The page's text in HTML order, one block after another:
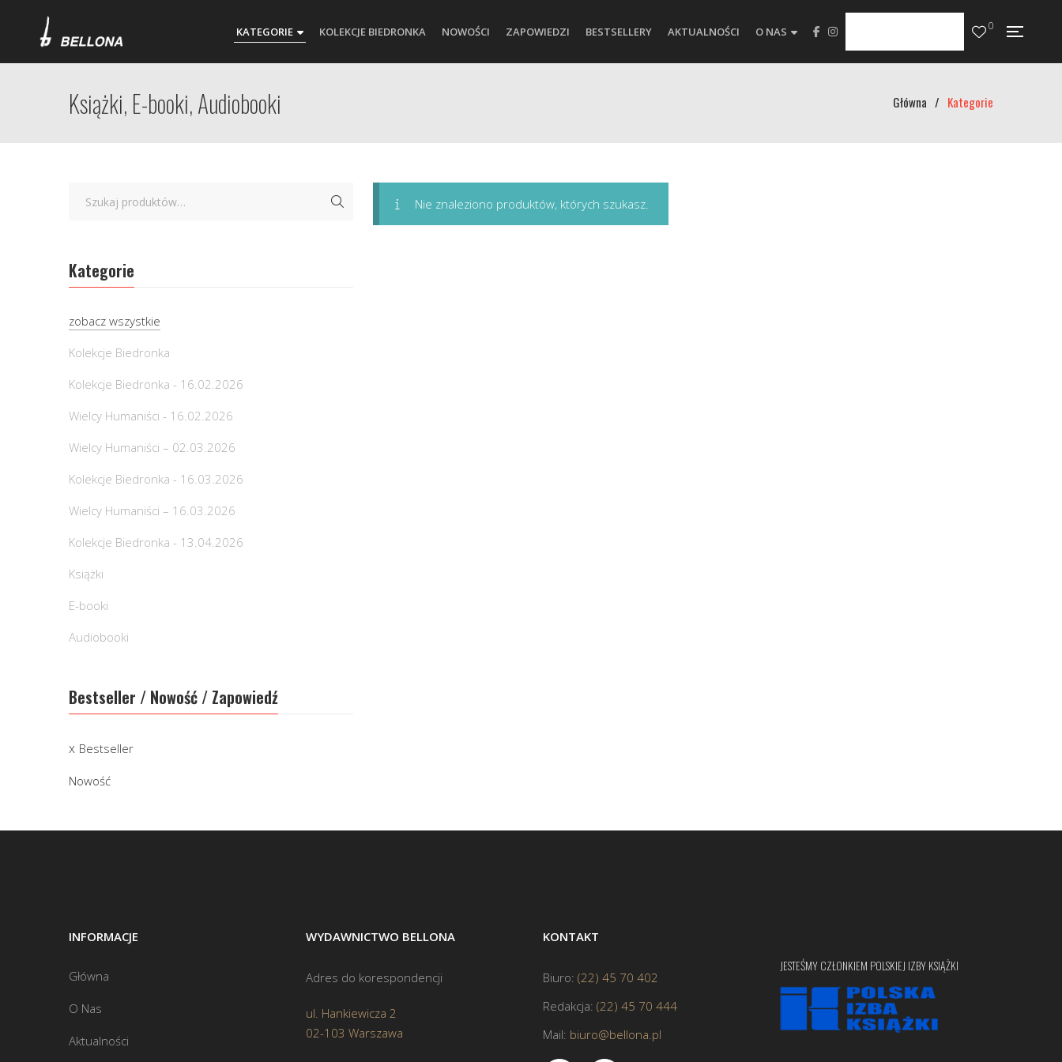
KATEGORIE KOLEKCJE BIEDRONKA NOWOŚCI ZAPOWIEDZI BESTSELLERY AKTUALNOŚCI O NAS 0
Książki, E-booki, Audiobooki Główna / Kategorie
Nie znaleziono produktów, których szukasz.
Kategorie
zobacz wszystkie
Kolekcje Biedronka
Kolekcje Biedronka - 16.02.2026
Wielcy Humaniści - 16.02.2026
Wielcy Humaniści – 02.03.2026
Kolekcje Biedronka - 16.03.2026
Wielcy Humaniści – 16.03.2026
Kolekcje Biedronka - 13.04.2026
Książki
E-booki
Audiobooki
Bestseller / Nowość / Zapowiedź
Bestseller
Nowość
INFORMACJE
Główna
O Nas
Aktualności
WYDAWNICTWO BELLONA
Adres do korespondencji
ul. Hankiewicza 2
02-103 Warszawa
KONTAKT
Biuro: (22) 45 70 402
Redakcja: (22) 45 70 444
Mail: biuro@bellona.pl
JESTEŚMY CZŁONKIEM POLSKIEJ IZBY KSIĄŻKI